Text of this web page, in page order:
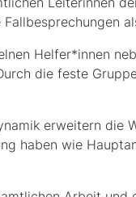
Helfer*innen
die feste
erweitern die
haben wie